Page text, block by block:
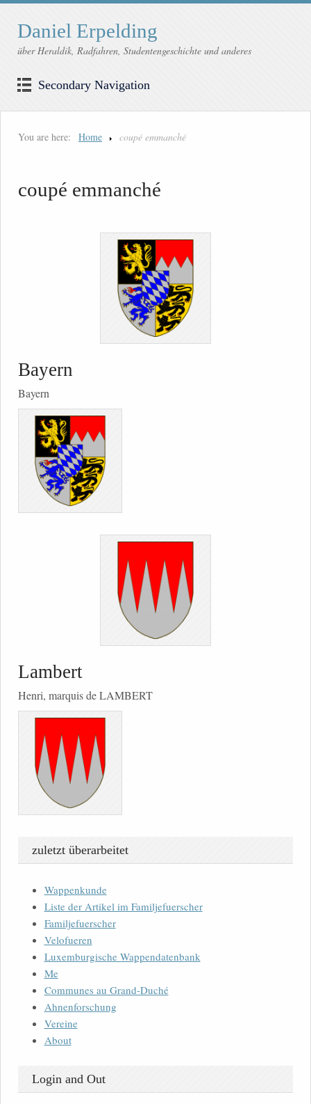
Daniel Erpelding
über Heraldik, Radfahren, Studentengeschichte und anderes
Secondary Navigation
You are here: Home coupé emmanché
coupé emmanché
Bayern
Bayern
Lambert
Henri, marquis de LAMBERT
zuletzt überarbeitet
Wappenkunde
Liste der Artikel im Familjefuerscher
Familjefuerscher
Velofueren
Luxemburgische Wappendatenbank
Me
Communes au Grand-Duché
Ahnenforschung
Vereine
About
Login and Out